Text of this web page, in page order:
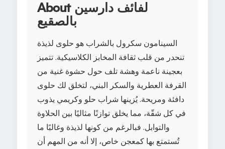
About لفائف دارسين
بالصقيع
السينامون سكرول بالشراب هو حلوى لذيذة
تنحدر من قلب ثقافة المخابز الكلاسيكية. تتميز
بعجينة ناعمة وهشة تلف حول حشوة غنية من
القرفة العطرية والسكر البني، لتخلق لك حلوى
دافئة ومريحة. يُزينها شراب حلو وكريمي يذوب
في كل شقّة، مما يخلق توازنًا مثاليًا بين الحلاوة
والتوابل. فبالرغم من كونها لذيذة وغالبًا ما
تُستمتع بها كمعجن خاص، إلا أنه من المهم أن